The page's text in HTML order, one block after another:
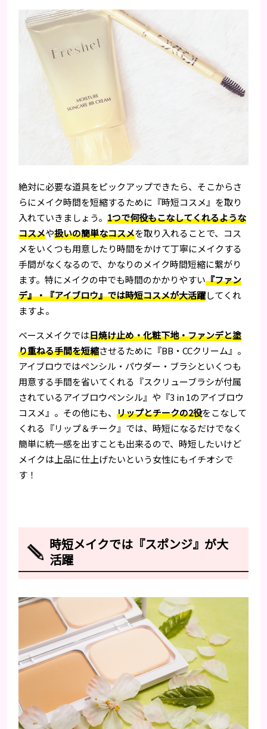
絶対に必要な道具をピックアップできたら、そこからさ
らにメイク時間を短縮するために『時短コスメ』を取り
入れていきましょう。1つで何役もこなしてくれるような
コスメや扱いの簡単なコスメを取り入れることで、コス
メをいくつも用意したり時間をかけて丁寧にメイクする
手間がなくなるので、かなりのメイク時間短縮に繋がり
ます。特にメイクの中でも時間のかかりやすい『ファン
デ』・『アイブロウ』では時短コスメが大活躍してくれ
ますよ。
ベースメイクでは日焼け止め・化粧下地・ファンデと塗
り重ねる手間を短縮させるために『BB・CCクリーム』。
アイブロウではペンシル・パウダー・ブラシといくつも
用意する手間を省いてくれる『スクリューブラシが付属
されているアイブロウペンシル』や『3 in 1のアイブロウ
コスメ』。その他にも、リップとチークの2役をこなして
くれる『リップ＆チーク』では、時短になるだけでなく
簡単に統一感を出すことも出来るので、時短したいけど
メイクは上品に仕上げたいという女性にもイチオシで
す！
時短メイクでは『スポンジ』が大
活躍